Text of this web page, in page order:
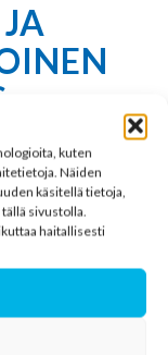
kuten
Näiden
käsitellä tietoja,
sivustolla.
haitallisesti
että
kaapelit
toimii heti